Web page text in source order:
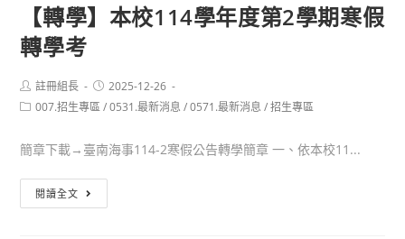
【轉學】本校114學年度第2學期寒假
轉學考
Post
author:
註冊組長
Post
published:
2025-12-26
Post007.招生專區 / 0531.最新消息 / 0571.最新消息 / 招生專區
簡章下載→臺南海事114-2寒假公告轉學簡章 一、依本校11...
閱讀全文
學】